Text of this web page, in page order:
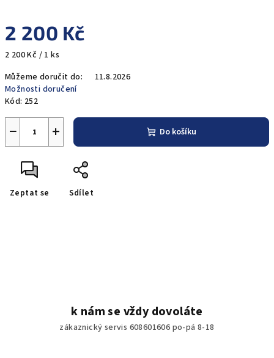
2 200 Kč
Měrná
2 200 Kč / 1 ks
Můžeme doručit do:
11.8.2026
Možnosti doručení
Kód: 252
+
− Do košíku
Zeptat se Sdílet
k nám se vždy dovoláte
zákaznický servis 608601606 po-pá 8-18